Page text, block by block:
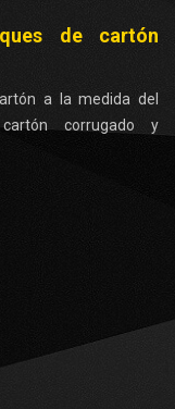
de cartón
a la medida del
corrugado y